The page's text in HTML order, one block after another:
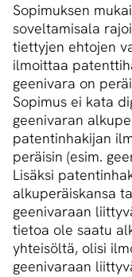
Sopimuksen
soveltamisala
tiettyjen ehtojen
ilmoittaa
geenivara on
Sopimus ei kata
geenivaran
patentinhakijan
peräisin (esim.
Lisäksi
alkuperäiskansa
geenivaraan
tietoa ole saatu
yhteisöltä, olisi
geenivaraan